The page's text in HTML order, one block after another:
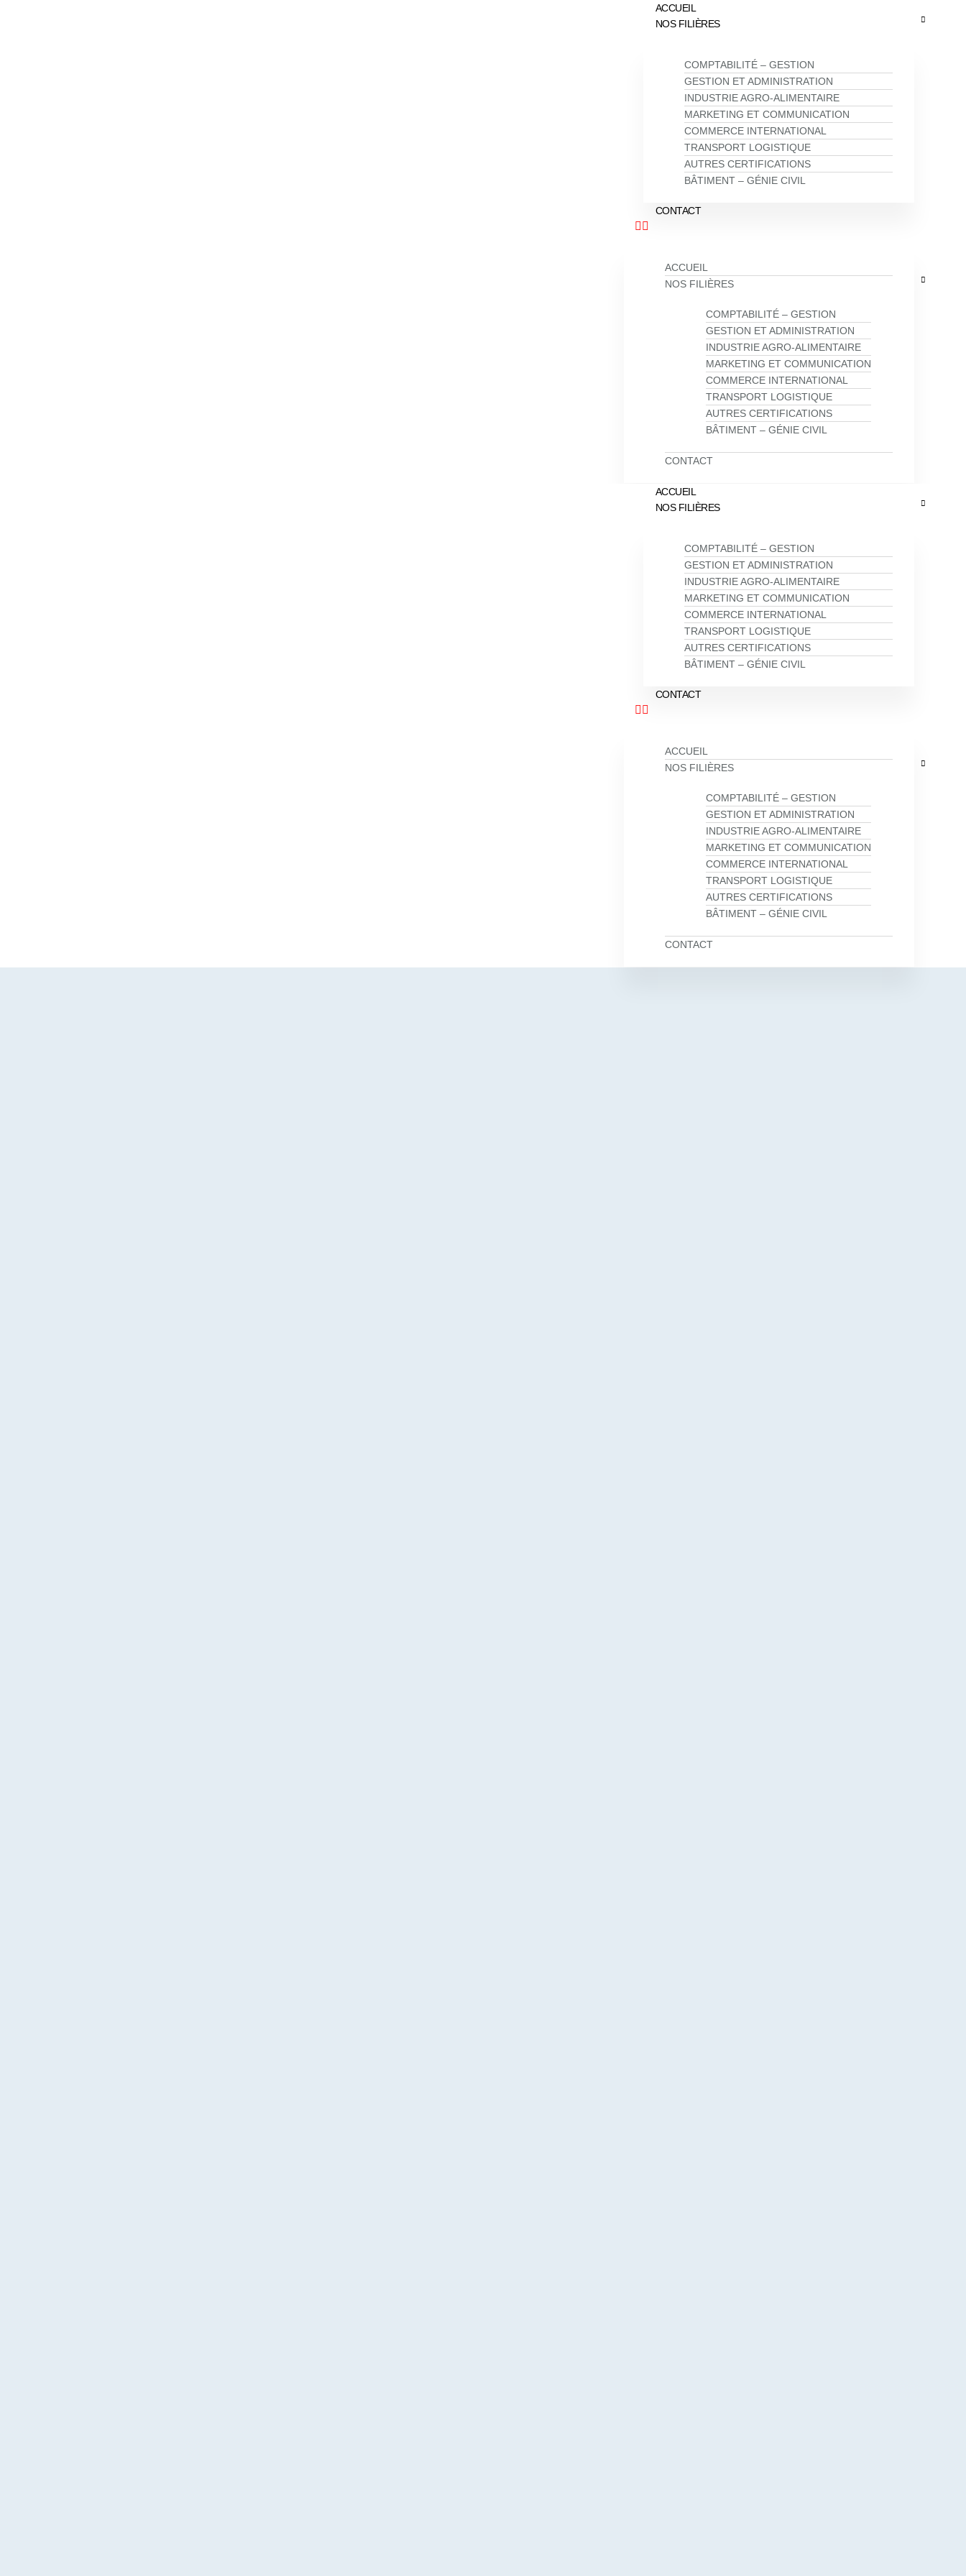
ACCUEIL
NOS FILIÈRES
COMPTABILITÉ – GESTION
GESTION ET ADMINISTRATION
INDUSTRIE AGRO-ALIMENTAIRE
MARKETING ET COMMUNICATION
COMMERCE INTERNATIONAL
TRANSPORT LOGISTIQUE
AUTRES CERTIFICATIONS
BÂTIMENT – GÉNIE CIVIL
CONTACT
ACCUEIL
NOS FILIÈRES
COMPTABILITÉ – GESTION
GESTION ET ADMINISTRATION
INDUSTRIE AGRO-ALIMENTAIRE
MARKETING ET COMMUNICATION
COMMERCE INTERNATIONAL
TRANSPORT LOGISTIQUE
AUTRES CERTIFICATIONS
BÂTIMENT – GÉNIE CIVIL
CONTACT
ACCUEIL
NOS FILIÈRES
COMPTABILITÉ – GESTION
GESTION ET ADMINISTRATION
INDUSTRIE AGRO-ALIMENTAIRE
MARKETING ET COMMUNICATION
COMMERCE INTERNATIONAL
TRANSPORT LOGISTIQUE
AUTRES CERTIFICATIONS
BÂTIMENT – GÉNIE CIVIL
CONTACT
ACCUEIL
NOS FILIÈRES
COMPTABILITÉ – GESTION
GESTION ET ADMINISTRATION
INDUSTRIE AGRO-ALIMENTAIRE
MARKETING ET COMMUNICATION
COMMERCE INTERNATIONAL
TRANSPORT LOGISTIQUE
AUTRES CERTIFICATIONS
BÂTIMENT – GÉNIE CIVIL
CONTACT